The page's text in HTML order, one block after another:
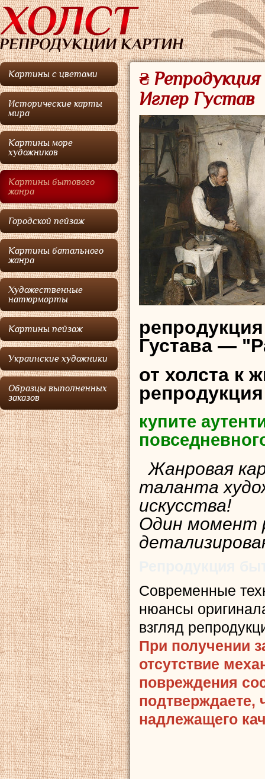
Картины с цветами
Исторические карты
мира
Картины море
художников
Картины бытового
жанра
Городской пейзаж
Картины батального
жанра
Художественные
натюрморты
Картины пейзаж
Украинские художники
Образцы выполненных
заказов
₴
Иглер Густав
Густава —
от холста к
купите
Жанровая
таланта
искусства!
Один момент
Современные
нюансы
взгляд
При получении
отсутствие
повреждения
подтверждаете,
надлежащего